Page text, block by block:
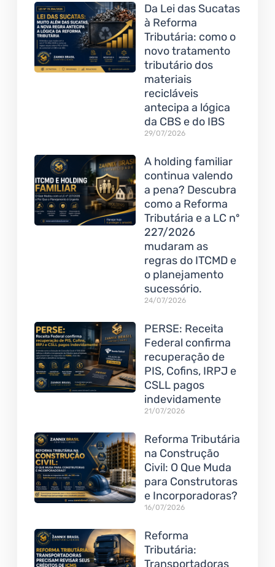
Da Lei das Sucatas
à Reforma
Tributária: como o
novo tratamento
tributário dos
materiais
recicláveis
antecipa a lógica
da CBS e do IBS
29/07/2026
A holding familiar
continua valendo
a pena? Descubra
como a Reforma
Tributária e a LC nº
227/2026
mudaram as
regras do ITCMD e
o planejamento
sucessório.
24/07/2026
PERSE: Receita
Federal confirma
recuperação de
PIS, Cofins, IRPJ e
CSLL pagos
indevidamente
21/07/2026
Reforma Tributária
na Construção
Civil: O Que Muda
para Construtoras
e Incorporadoras?
16/07/2026
Reforma
Tributária:
Transportadoras